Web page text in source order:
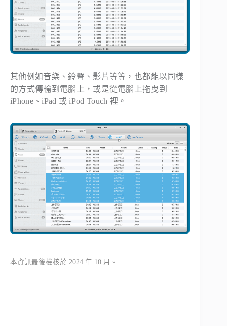
其他例如音樂、鈴聲、影片等等，也都能以同樣
的方式傳輸到電腦上，或是從電腦上拖曳到
iPhone、iPad 或 iPod Touch 裡。
本資訊最後檢核於 2024 年 10 月。